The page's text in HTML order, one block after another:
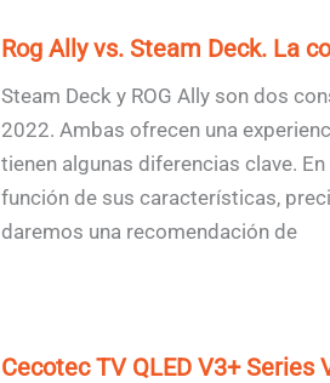
Rog Ally vs. Steam Deck. La
Steam Deck y ROG Ally son dos
2022. Ambas ofrecen una
tienen algunas diferencias clave.
función de sus características,
daremos una recomendación de
Cecotec TV QLED V3+ Series